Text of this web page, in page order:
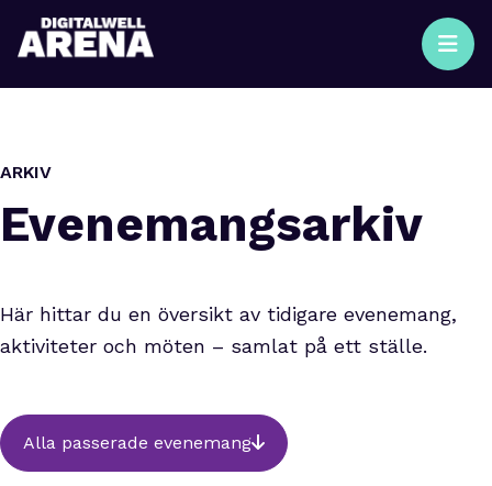
ARKIV
Evenemangsarkiv
Här hittar du en översikt av tidigare evenemang,
aktiviteter och möten – samlat på ett ställe.
Alla passerade evenemang